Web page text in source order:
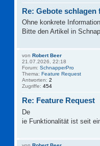
Re: Gebote schlagen
Ohne konkrete
Bitte den Artikel in
von Robert Beer
21.07.2026, 22:18
Forum: SchnapperPro
Thema: Feature Request
Antworten: 2
Zugriffe: 454
Re: Feature Request
De
ie Funktionalität ist seit